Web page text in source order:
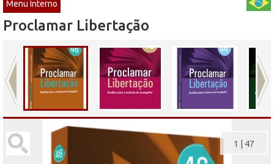
Menu Interno
Proclamar Libertação
1 47